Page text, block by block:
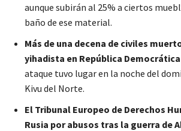
aunque subirán al 25% a ciertos
baño de ese material.
Más de una decena de civiles
yihadista en República
ataque tuvo lugar en la noche del
Kivu del Norte.
El Tribunal Europeo de Derechos
Rusia por abusos tras la guerra de